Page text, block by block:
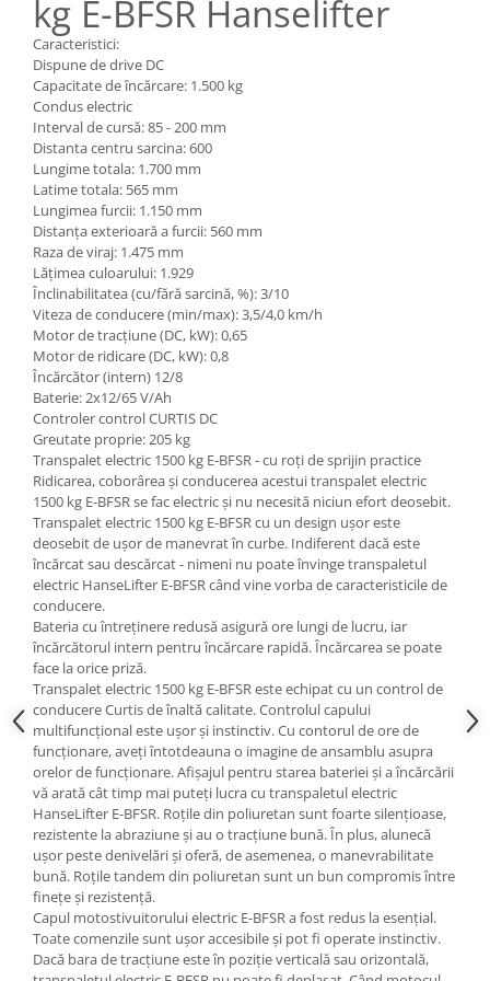
Pozitionere de sudura
Instalatii de rotire
Platforme foarfeca
Tip SB - cu bază rabatabilă
Nacela stivuitor
Translator stivuitor
Prelungitor lame stivuitor CAM
attachments
Atasamente profesionale CAM
Cleste ridicare butoi
Dispozitive ridicare butoaie
kg E-BFSR Hanselifter
Caracteristici:
Dispune de drive DC
Capacitate de încărcare: 1.500 kg
Condus electric
Interval de cursă: 85 - 200 mm
Distanta centru sarcina: 600
Lungime totala: 1.700 mm
Latime totala: 565 mm
Lungimea furcii: 1.150 mm
Distanța exterioară a furcii: 560 mm
Raza de viraj: 1.475 mm
Lățimea culoarului: 1.929
Înclinabilitatea (cu/fără sarcină, %): 3/10
Viteza de conducere (min/max): 3,5/4,0 km/h
Motor de tracțiune (DC, kW): 0,65
Motor de ridicare (DC, kW): 0,8
Încărcător (intern) 12/8
Baterie: 2x12/65 V/Ah
Controler control CURTIS DC
Greutate proprie: 205 kg
Transpalet electric 1500 kg E-BFSR - cu roți de sprijin practice
Ridicarea, coborârea și conducerea acestui transpalet electric
1500 kg E-BFSR se fac electric și nu necesită niciun efort deosebit.
Transpalet electric 1500 kg E-BFSR cu un design ușor este
deosebit de ușor de manevrat în curbe. Indiferent dacă este
încărcat sau descărcat - nimeni nu poate învinge transpaletul
electric HanseLifter E-BFSR când vine vorba de caracteristicile de
conducere.
Bateria cu întreținere redusă asigură ore lungi de lucru, iar
încărcătorul intern pentru încărcare rapidă. Încărcarea se poate
face la orice priză.
Transpalet electric 1500 kg E-BFSR este echipat cu un control de
conducere Curtis de înaltă calitate. Controlul capului
multifuncțional este ușor și instinctiv. Cu contorul de ore de
funcționare, aveți întotdeauna o imagine de ansamblu asupra
orelor de funcționare. Afișajul pentru starea bateriei și a încărcării
vă arată cât timp mai puteți lucra cu transpaletul electric
HanseLifter E-BFSR. Roțile din poliuretan sunt foarte silențioase,
rezistente la abraziune și au o tracțiune bună. În plus, alunecă
ușor peste denivelări și oferă, de asemenea, o manevrabilitate
bună. Roțile tandem din poliuretan sunt un bun compromis între
finețe și rezistență.
Capul motostivuitorului electric E-BFSR a fost redus la esențial.
Toate comenzile sunt ușor accesibile și pot fi operate instinctiv.
Dacă bara de tracțiune este în poziție verticală sau orizontală,